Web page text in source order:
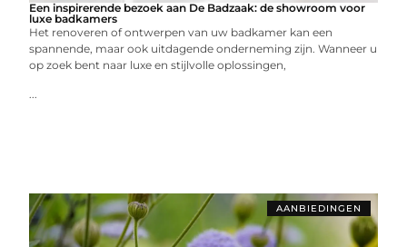
Een inspirerende bezoek aan De Badzaak: de showroom voor
luxe badkamers
Het renoveren of ontwerpen van uw badkamer kan een
spannende, maar ook uitdagende onderneming zijn. Wanneer u
op zoek bent naar luxe en stijlvolle oplossingen,
...
AANBIEDINGEN